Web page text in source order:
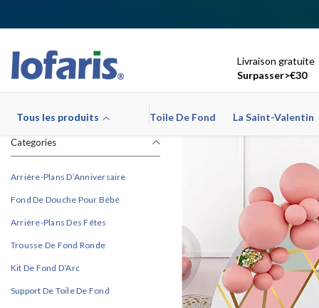
Livraison gratuite
Surpasser>€30
Tous les produits Toile De Fond La Saint-Valentin
Categories
Arrière-Plans D’Anniversaire
Fond De Douche Pour Bébé
Arrière-Plans Des Fêtes
Trousse De Fond Ronde
Kit De Fond D’Arc
Support De Toile De Fond